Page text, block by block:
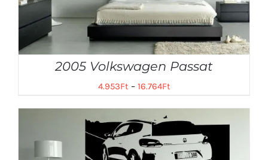
2005 Volkswagen Passat
4.953Ft – 16.764Ft